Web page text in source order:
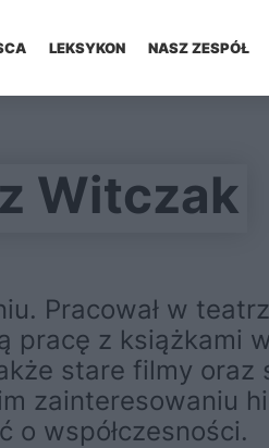
LEKSYKON NASZ ZESPÓŁ
Witczak
Pracował w
pracę z książkami
stare filmy oraz
zainteresowaniu
o współczesności.